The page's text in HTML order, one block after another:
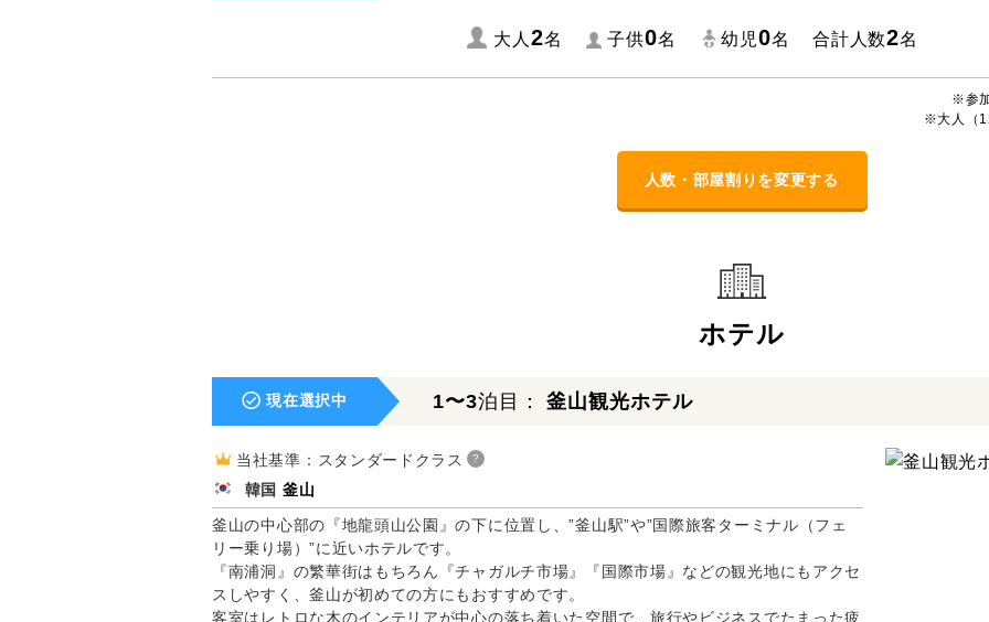
大人 2名 子供0名 幼児0名 合計人数2名
※参
※大人（
人数・部屋割りを変更する
ホテル
現在選択中 1〜3泊目：釜山観光ホテル
当社基準：スタンダードクラス ?
韓国 釜山
釜山の中心部の『地龍頭山公園』の下に位置し、”釜山駅”や”国際旅客ターミナル（フェ
リー乗り場）”に近いホテルです。
『南浦洞』の繁華街はもちろん『チャガルチ市場』『国際市場』などの観光地にもアクセ
スしやすく、釜山が初めての方にもおすすめです。
客室はレトロな木のインテリアが中心の落ち着いた空間で、旅行やビジネスでたまった疲